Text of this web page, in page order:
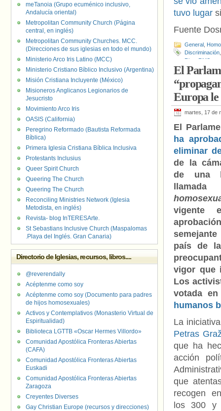
tuvo lugar
Fuente
General
Discriminación
Riga
RMS
El
Europa le
martes, 17 de
El
ha
eliminar
de la
de una
vigente
país de
vigor que
Los
votada
humanos
La
Petras
que ha
acción
que
recogen
los 300 y
meTanoia (Grupo ecuménico inclusivo,
Andalucía oriental)
Metropolitan Community Church (Página
central, en inglés)
Metropolitan Community Churches. MCC.
(Direcciones de sus iglesias en todo el mundo)
Ministerio Arco Iris Latino (MCC)
Ministerio Cristiano Bíblico Inclusivo (Argentina)
Misión Cristiana Incluyente (México)
Misioneros Anglicanos Legionarios de
Jesucristo
Movimiento Arco Iris
OASIS (California)
Peregrino Reformado (Bautista Reformada
Bíblica)
Primera Iglesia Cristiana Bíblica Inclusiva
Protestants Inclusius
Queer Spirit Church
Queering The Church
Queering The Church
Reconciling Ministries Network (Iglesia
Metodista, en inglés)
Revista- blog InTERESArte.
St Sebastians Inclusive Church (Maspalomas
.Playa del Inglés. Gran Canaria)
Directorio de Iglesias, recursos, libros....
@reverendally
Acéptenme como soy
Acéptenme como soy (Documento para padres
de hijos homosexuales)
Activos y Contemplativos (Monasterio Virtual de
Espiritualidad)
Biblioteca LGTTB «Oscar Hermes Villordo»
Comunidad Apostólica Fronteras Abiertas
(CAFA)
Comunidad Apostólica Fronteras Abiertas
Euskadi
Comunidad Apostólica Fronteras Abiertas
Zaragoza
Creyentes Diverses
Gay Christian Europe (recursos y direcciones)